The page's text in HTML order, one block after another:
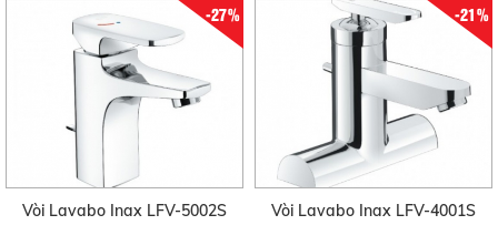
-27%
Vòi Lavabo Inax LFV-5002S
-21%
Vòi Lavabo Inax LFV-4001S